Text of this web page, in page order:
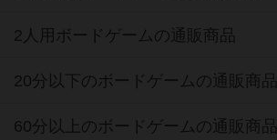
2人用ボードゲームの通販商品
20分以下のボードゲームの通販商品
60分以上のボードゲームの通販商品